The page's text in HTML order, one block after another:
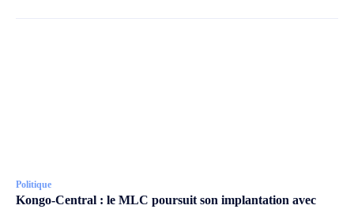
Politique
Kongo-Central : le MLC poursuit son implantation avec